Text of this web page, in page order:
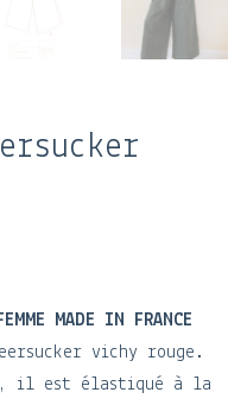
MADE IN FRANCE
vichy rouge.
il est élastiqué à la